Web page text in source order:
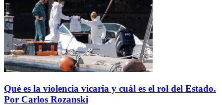
Qué es la violencia vicaria y cuál es el rol del Estado.
Por Carlos Rozanski